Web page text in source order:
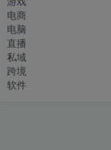
电商
电脑
直播
私域
跨境
软件